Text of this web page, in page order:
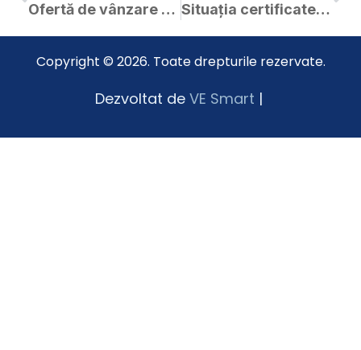
Ofertă de vânzare teren nr. 17 / 30.03.2017 Situația certificatelor de urbanism și a autorizațiilor de construire – martie 2017
Copyright © 2026. Toate drepturile rezervate.
Dezvoltat de VE Smart |